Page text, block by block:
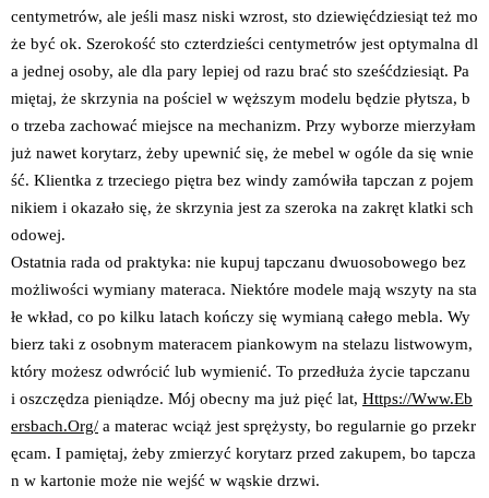
centymetrów, ale jeśli masz niski wzrost, sto dziewięćdziesiąt też mo
że być ok. Szerokość sto czterdzieści centymetrów jest optymalna dl
a jednej osoby, ale dla pary lepiej od razu brać sto sześćdziesiąt. Pa
miętaj, że skrzynia na pościel w węższym modelu będzie płytsza, b
o trzeba zachować miejsce na mechanizm. Przy wyborze mierzyłam
już nawet korytarz, żeby upewnić się, że mebel w ogóle da się wnie
ść. Klientka z trzeciego piętra bez windy zamówiła tapczan z pojem
nikiem i okazało się, że skrzynia jest za szeroka na zakręt klatki sch
odowej.
Ostatnia rada od praktyka: nie kupuj tapczanu dwuosobowego bez
możliwości wymiany materaca. Niektóre modele mają wszyty na sta
łe wkład, co po kilku latach kończy się wymianą całego mebla. Wy
bierz taki z osobnym materacem piankowym na stelazu listwowym,
który możesz odwrócić lub wymienić. To przedłuża życie tapczanu
i oszczędza pieniądze. Mój obecny ma już pięć lat, Https://Www.Eb
ersbach.Org/ a materac wciąż jest sprężysty, bo regularnie go przekr
ęcam. I pamiętaj, żeby zmierzyć korytarz przed zakupem, bo tapcza
n w kartonie może nie wejść w wąskie drzwi.